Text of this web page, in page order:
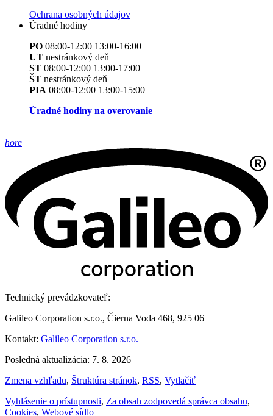
Ochrana osobných údajov
Úradné hodiny
PO 08:00-12:00 13:00-16:00
UT nestránkový deň
ST 08:00-12:00 13:00-17:00
ŠT nestránkový deň
PIA 08:00-12:00 13:00-15:00
Úradné hodiny na overovanie
hore
Technický prevádzkovateľ:
Galileo Corporation s.r.o., Čierna Voda 468, 925 06
Kontakt: Galileo Corporation s.r.o.
Posledná aktualizácia: 7. 8. 2026
Zmena vzhľadu, Štruktúra stránok, RSS, Vytlačiť
Vyhlásenie o prístupnosti, Za obsah zodpovedá správca obsahu,
Cookies, Webové sídlo